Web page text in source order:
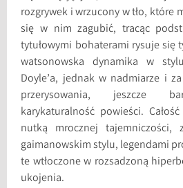
rozgrywek i wrzucony w tło, które
się w nim zagubić, tracąc
tytułowymi bohaterami rysuje się
watsonowska dynamika w
Doyle’a, jednak w nadmiarze i
przerysowania, jeszcze
karykaturalność powieści.
nutką mrocznej tajemniczości,
gaimanowskim stylu, legendami
te wtłoczone w rozsadzoną
ukojenia.